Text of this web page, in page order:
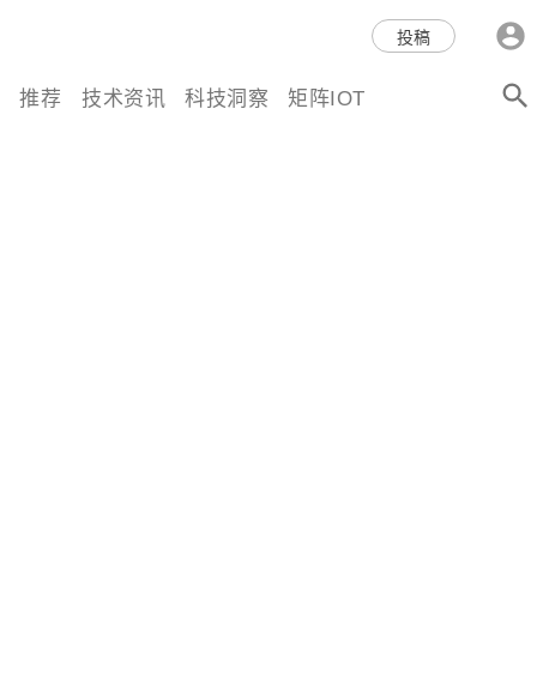
科技互联网,科技,资讯,动态,洞
察,量子,计算,AI,人工智能,机器
投稿
推荐 技术资讯 科技洞察 矩阵IOT